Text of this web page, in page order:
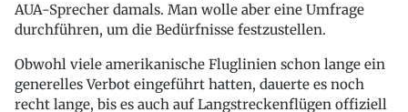
AUA-Sprecher damals. Man wolle aber eine Umfrage
durchführen, um die Bedürfnisse festzustellen.
Obwohl viele amerikanische Fluglinien schon lange ein
generelles Verbot eingeführt hatten, dauerte es noch
recht lange, bis es auch auf Langstreckenflügen offiziell